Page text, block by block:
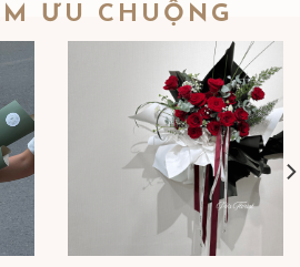
ƯU CHUỘNG